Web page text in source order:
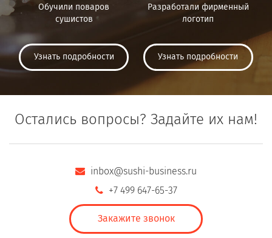
Обучили поваров
сушистов
Узнать подробности
Разработали фирменный
логотип
Узнать подробности
Остались вопросы? Задайте их нам!
inbox@sushi-business.ru
+7 499 647-65-37
Закажите звонок